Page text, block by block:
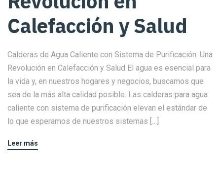
Calefacción y Salud
Calderas de Agua Caliente con Sistema de Purificación: Una
Revolución en Calefacción y Salud El agua es esencial para
la vida y, en nuestros hogares y negocios, buscamos que
sea de la más alta calidad posible. Las calderas para agua
caliente con sistema de purificación elevan el estándar de
lo que esperamos de nuestros sistemas […]
Leer más